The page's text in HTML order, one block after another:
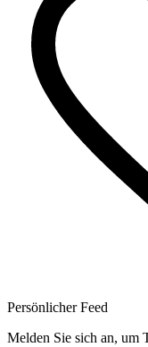
Persönlicher Feed
Melden Sie sich an, um